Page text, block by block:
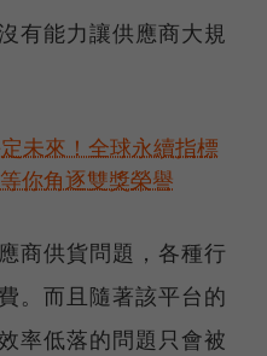
有能力讓供應商大規
未來！全球永續指標
你角逐雙獎榮譽
商供貨問題，各種行
。而且隨著該平台的
率低落的問題只會被